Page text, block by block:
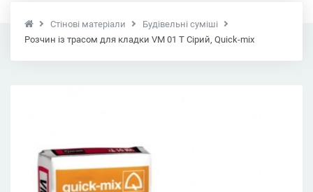
Стінові матеріали
Будівельні суміші
Розчин із трасом для кладки VM 01 T Сірий, Quick-mix